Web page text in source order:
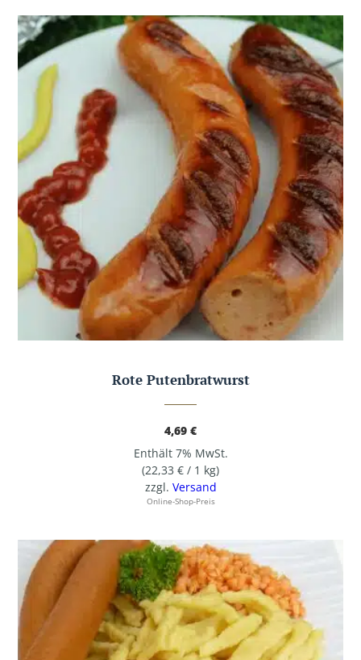
Rote Putenbratwurst
4,69 €
Enthält 7% MwSt.
(22,33 € / 1 kg)
zzgl. Versand
Online-Shop-Preis